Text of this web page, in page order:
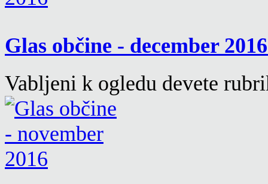
Glas občine - december
Vabljeni k ogledu devete